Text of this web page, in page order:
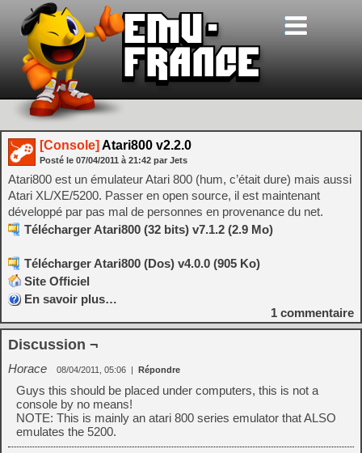
[Console] Atari800 v2.2.0
Posté le 07/04/2011 à 21:42 par Jets
Atari800 est un émulateur Atari 800 (hum, c’était dure) mais aussi
Atari XL/XE/5200. Passer en open source, il est maintenant
développé par pas mal de personnes en provenance du net.
Télécharger Atari800 (32 bits) v7.1.2 (2.9 Mo)
Télécharger Atari800 (Dos) v4.0.0 (905 Ko)
Site Officiel
En savoir plus…
1 commentaire
Discussion ¬
Horace 08/04/2011, 05:06 | Répondre
Guys this should be placed under computers, this is not a
console by no means!
NOTE: This is mainly an atari 800 series emulator that ALSO
emulates the 5200.